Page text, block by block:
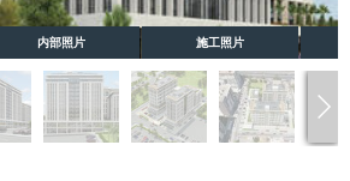
内部照片 施工照片